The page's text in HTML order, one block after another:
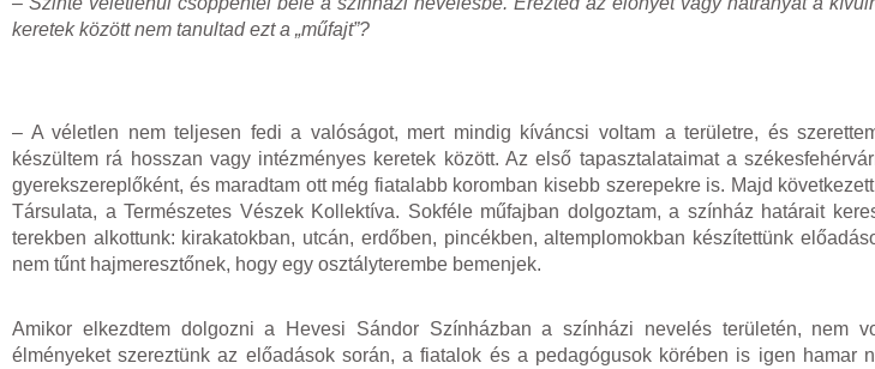
keretek között nem tanultad ezt a „műfajt”?
– A véletlen nem teljesen fedi a valóságot, mert mindig kíváncsi voltam a területre, és
készültem rá hosszan vagy intézményes keretek között. Az első tapasztalataimat a
gyerekszereplőként, és maradtam ott még fiatalabb koromban kisebb szerepekre is. Majd
Társulata, a Természetes Vészek Kollektíva. Sokféle műfajban dolgoztam, a színház határait
terekben alkottunk: kirakatokban, utcán, erdőben, pincékben, altemplomokban készítettünk
nem tűnt hajmeresztőnek, hogy egy osztályterembe bemenjek.
Amikor elkezdtem dolgozni a Hevesi Sándor Színházban a színházi nevelés területén, nem
élményeket szereztünk az előadások során, a fiatalok és a pedagógusok körében is igen hamar